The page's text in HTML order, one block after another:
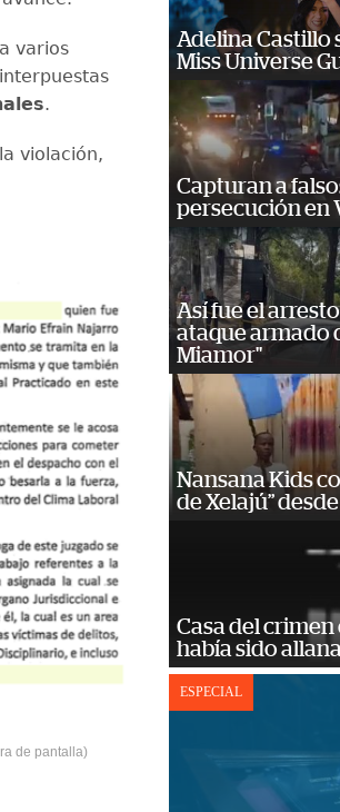
varios
.
violación,
de pantalla)
Adelina Castillo
Miss Universe
Capturan a
persecución en
Así fue el
ataque armado
Miamor"
Nansana Kids
de Xelajú”
Casa del crimen
había sido
ESPECIAL